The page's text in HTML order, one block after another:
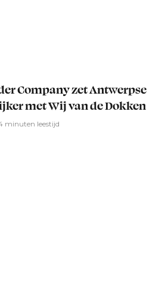
Company zet Antwerpse
met Wij van de Dokken
minuten leestijd